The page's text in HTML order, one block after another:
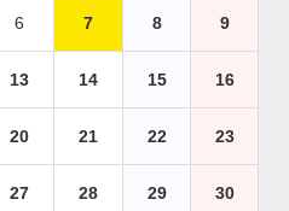
6 7 8 9
13 14 15 16
20 21 22 23
27 28 29 30